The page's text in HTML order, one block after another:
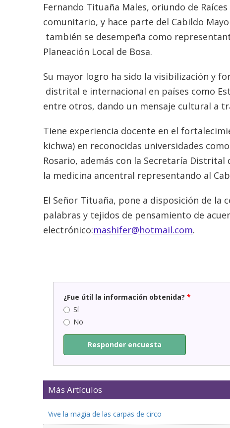
Fernando Tituaña Males, oriundo de
comunitario, y hace parte del Cabildo
también se desempeña como
Planeación Local de Bosa.
Su mayor logro ha sido la visibilización y
distrital e internacional en países como
entre otros, dando un mensaje cultural a
Tiene experiencia docente en el
kichwa) en reconocidas universidades
Rosario, además con la Secretaría
la medicina ancentral representando al
El Señor Tituaña, pone a disposición de la
palabras y tejidos de pensamiento de
electrónico:mashifer@hotmail.com.
¿Fue útil la información obtenida? *
Sí
No
Responder encuesta
Más Artículos
Vive la magia de las carpas de circo